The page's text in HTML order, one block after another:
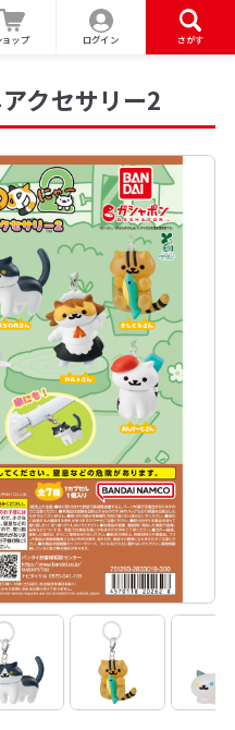
ョップ ログイン さがす
クセサリー2